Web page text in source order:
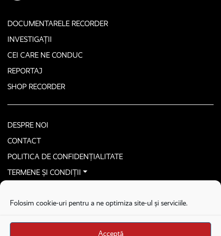
Folosim cookie-uri pentru a ne optimiza site-ul și serviciile.
Acceptă
DOCUMENTARELE RECORDER
INVESTIGAȚII
CEI CARE NE CONDUC
REPORTAJ
SHOP RECORDER
DESPRE NOI
CONTACT
POLITICA DE CONFIDENȚIALITATE
TERMENE ȘI CONDIȚII